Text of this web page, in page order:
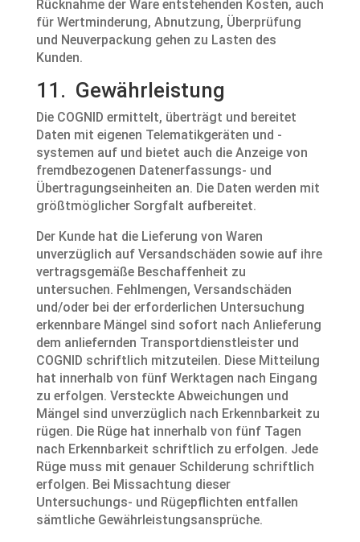
Rücknahme der Ware entstehenden Kosten, auch
für Wertminderung, Abnutzung, Überprüfung
und Neuverpackung gehen zu Lasten des
Kunden.
11. Gewährleistung
Die COGNID ermittelt, überträgt und bereitet
Daten mit eigenen Telematikgeräten und -
systemen auf und bietet auch die Anzeige von
fremdbezogenen Datenerfassungs- und
Übertragungseinheiten an. Die Daten werden mit
größtmöglicher Sorgfalt aufbereitet.
Der Kunde hat die Lieferung von Waren
unverzüglich auf Versandschäden sowie auf ihre
vertragsgemäße Beschaffenheit zu
untersuchen. Fehlmengen, Versandschäden
und/oder bei der erforderlichen Untersuchung
erkennbare Mängel sind sofort nach Anlieferung
dem anliefernden Transportdienstleister und
COGNID schriftlich mitzuteilen. Diese Mitteilung
hat innerhalb von fünf Werktagen nach Eingang
zu erfolgen. Versteckte Abweichungen und
Mängel sind unverzüglich nach Erkennbarkeit zu
rügen. Die Rüge hat innerhalb von fünf Tagen
nach Erkennbarkeit schriftlich zu erfolgen. Jede
Rüge muss mit genauer Schilderung schriftlich
erfolgen. Bei Missachtung dieser
Untersuchungs- und Rügepflichten entfallen
sämtliche Gewährleistungsansprüche.